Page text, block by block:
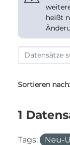
heißt
Sortieren nach
1
Tags: Neu-